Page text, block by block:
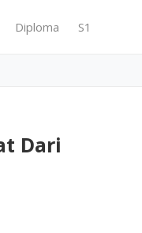
Diploma S1
Dari